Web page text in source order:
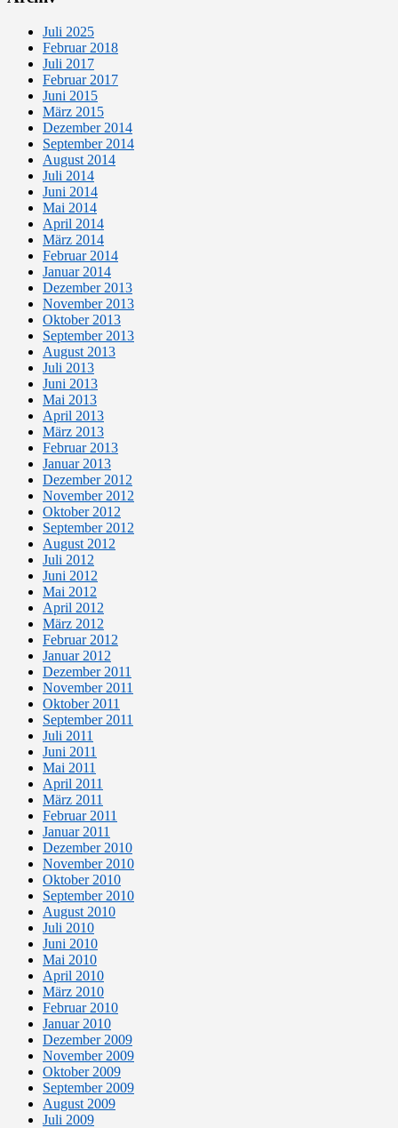
Juli 2025
Februar 2018
Juli 2017
Februar 2017
Juni 2015
März 2015
Dezember 2014
September 2014
August 2014
Juli 2014
Juni 2014
Mai 2014
April 2014
März 2014
Februar 2014
Januar 2014
Dezember 2013
November 2013
Oktober 2013
September 2013
August 2013
Juli 2013
Juni 2013
Mai 2013
April 2013
März 2013
Februar 2013
Januar 2013
Dezember 2012
November 2012
Oktober 2012
September 2012
August 2012
Juli 2012
Juni 2012
Mai 2012
April 2012
März 2012
Februar 2012
Januar 2012
Dezember 2011
November 2011
Oktober 2011
September 2011
Juli 2011
Juni 2011
Mai 2011
April 2011
März 2011
Februar 2011
Januar 2011
Dezember 2010
November 2010
Oktober 2010
September 2010
August 2010
Juli 2010
Juni 2010
Mai 2010
April 2010
März 2010
Februar 2010
Januar 2010
Dezember 2009
November 2009
Oktober 2009
September 2009
August 2009
Juli 2009